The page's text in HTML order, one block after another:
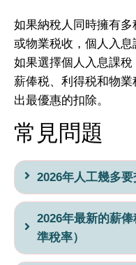
如果納稅人同時擁有多
或物業税收，個人入息
如果選擇個人入息課
薪俸税、利得税和物
出最優惠的扣除。
常見問題
2026年人工幾多
2026年最新的薪
準稅率）